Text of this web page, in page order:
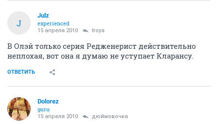
J
Julz
experienced
15 апреля 2010 troya
В Олэй только серия Редженерист действительно
неплохая, вот она я думаю не уступает Кларансу.
ОТВЕТИТЬ
Dolorez
guru
15 апреля 2010 дюймовочка